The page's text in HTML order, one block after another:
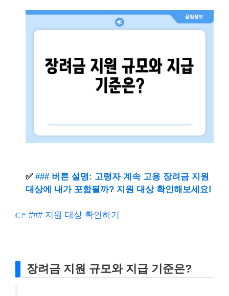
✅ ### 버튼 설명: 고령자 계속 고용 장려금 지원
대상에 내가 포함될까? 지원 대상 확인해보세요!
👉 ### 지원 대상 확인하기
장려금 지원 규모와 지급 기준은?